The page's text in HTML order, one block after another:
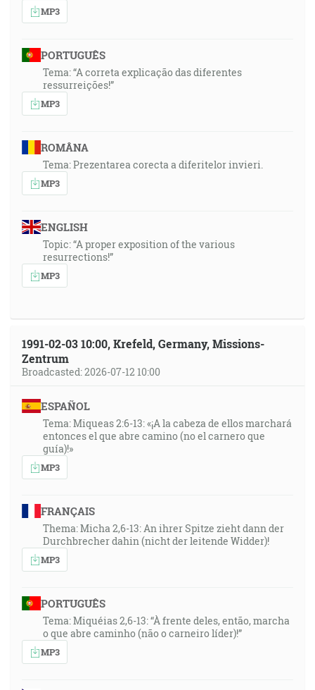
MP3
PORTUGUÊS
Tema: “A correta explicação das diferentes
ressurreições!”
MP3
ROMÂNA
Tema: Prezentarea corecta a diferitelor invieri.
MP3
ENGLISH
Topic: “A proper exposition of the various
resurrections!”
MP3
1991-02-03 10:00, Krefeld, Germany, Missions-
Zentrum
Broadcasted: 2026-07-12 10:00
ESPAÑOL
Tema: Miqueas 2:6-13: «¡A la cabeza de ellos marchará
entonces el que abre camino (no el carnero que
guía)!»
MP3
FRANÇAIS
Thema: Micha 2,6-13: An ihrer Spitze zieht dann der
Durchbrecher dahin (nicht der leitende Widder)!
MP3
PORTUGUÊS
Tema: Miquéias 2,6-13: “À frente deles, então, marcha
o que abre caminho (não o carneiro líder)!”
MP3